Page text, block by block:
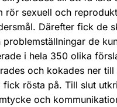
rör sexuell och
Därefter fick de
de
i hela 350 olika
och kokades ner till
fick rösta på. Till slut
och